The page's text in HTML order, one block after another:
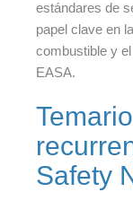
estándares de
papel clave en
combustible y
EASA.
Safety